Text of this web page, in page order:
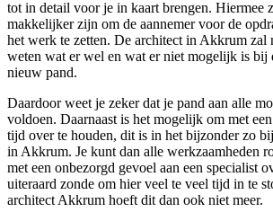
tot in detail voor je in kaart brengen. Hiermee
makkelijker zijn om de aannemer voor de
het werk te zetten. De architect in Akkrum
weten wat er wel en wat er niet mogelijk is bij
nieuw pand.
Daardoor weet je zeker dat je pand aan alle
voldoen. Daarnaast is het mogelijk om met
tijd over te houden, dit is in het bijzonder zo
in Akkrum. Je kunt dan alle werkzaamheden
met een onbezorgd gevoel aan een specialist
uiteraard zonde om hier veel te veel tijd in te
architect Akkrum hoeft dit dan ook niet meer.